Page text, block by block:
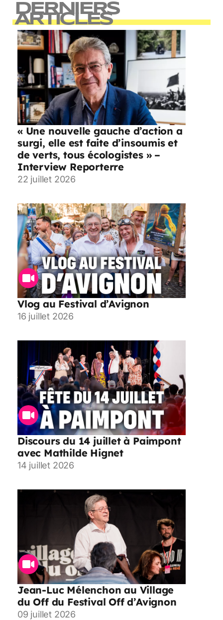
DERNIERS
ARTICLES
« Une nouvelle gauche d’action a
surgi, elle est faite d’insoumis et
de verts, tous écologistes » –
Interview Reporterre
22 juillet 2026
Vlog au Festival d’Avignon
16 juillet 2026
Discours du 14 juillet à Paimpont
avec Mathilde Hignet
14 juillet 2026
Jean-Luc Mélenchon au Village
du Off du Festival Off d’Avignon
09 juillet 2026